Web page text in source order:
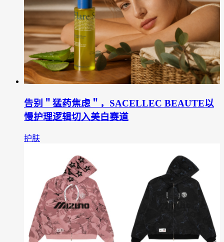
告别＂猛药焦虑＂，SACELLEC BEAUTE以
慢护理逻辑切入美白赛道
护肤